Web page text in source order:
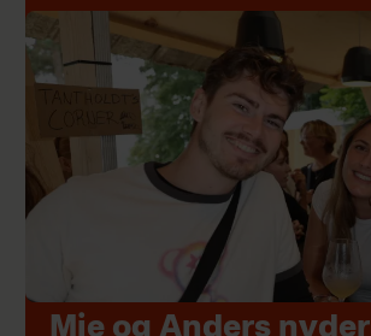
Mie og Anders nyder